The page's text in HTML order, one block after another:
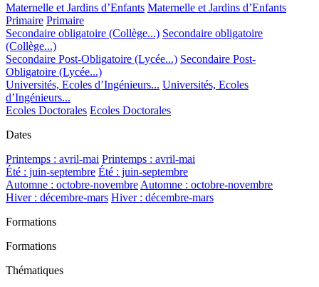
Maternelle et Jardins d’Enfants Maternelle et Jardins d’Enfants
Primaire Primaire
Secondaire obligatoire (Collège...) Secondaire obligatoire
(Collège...)
Secondaire Post-Obligatoire (Lycée...) Secondaire Post-
Obligatoire (Lycée...)
Universités, Ecoles d’Ingénieurs... Universités, Ecoles
d’Ingénieurs...
Ecoles Doctorales Ecoles Doctorales
Dates
Printemps : avril-mai Printemps : avril-mai
Été : juin-septembre Été : juin-septembre
Automne : octobre-novembre Automne : octobre-novembre
Hiver : décembre-mars Hiver : décembre-mars
Formations
Formations
Thématiques